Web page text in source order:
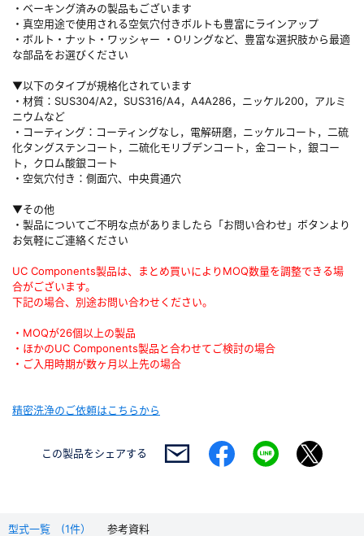
・ベーキング済みの製品もございます
・真空用途で使用される空気穴付きボルトも豊富にラインアップ
・ボルト・ナット・ワッシャー ・Oリングなど、豊富な選択肢から最適
な部品をお選びください
▼以下のタイプが規格化されています
・材質：SUS304/A2，SUS316/A4，A4A286，ニッケル200，アルミ
ニウムなど
・コーティング：コーティングなし，電解研磨，ニッケルコート，二硫
化タングステンコート，二硫化モリブデンコート，金コート，銀コー
ト，クロム酸銀コート
・空気穴付き：側面穴、中央貫通穴
▼その他
・製品についてご不明な点がありましたら「お問い合わせ」ボタンより
お気軽にご連絡ください
UC Components製品は、まとめ買いによりMOQ数量を調整できる場
合がございます。
下記の場合、別途お問い合わせください。
・MOQが26個以上の製品
・ほかのUC Components製品と合わせてご検討の場合
・ご入用時期が数ヶ月以上先の場合
精密洗浄のご依頼はこちらから
この製品をシェアする
型式一覧 (1件） 参考資料